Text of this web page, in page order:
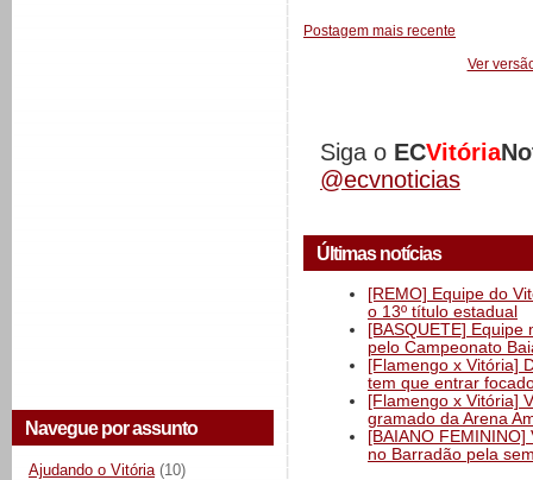
Navegue por assunto
Ajudando o Vitória (10)
Postagem mais recente
Ver
Siga o ECVitória
@ecvnoticias
Últimas notícias
[REMO] Equipe do
o 13º título estadual
[BASQUETE]
pelo Campeonato
[Flamengo x Vitória]
tem que entrar
[Flamengo x Vitória]
gramado da Arena
[BAIANO
no Barradão pela